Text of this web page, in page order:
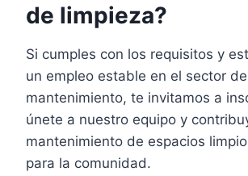
de limpieza?
Si cumples con los requisitos y
un empleo estable en el sector
mantenimiento, te invitamos a
únete a nuestro equipo y
mantenimiento de espacios
para la comunidad.